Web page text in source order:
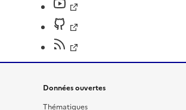
Données ouvertes
Thématiques